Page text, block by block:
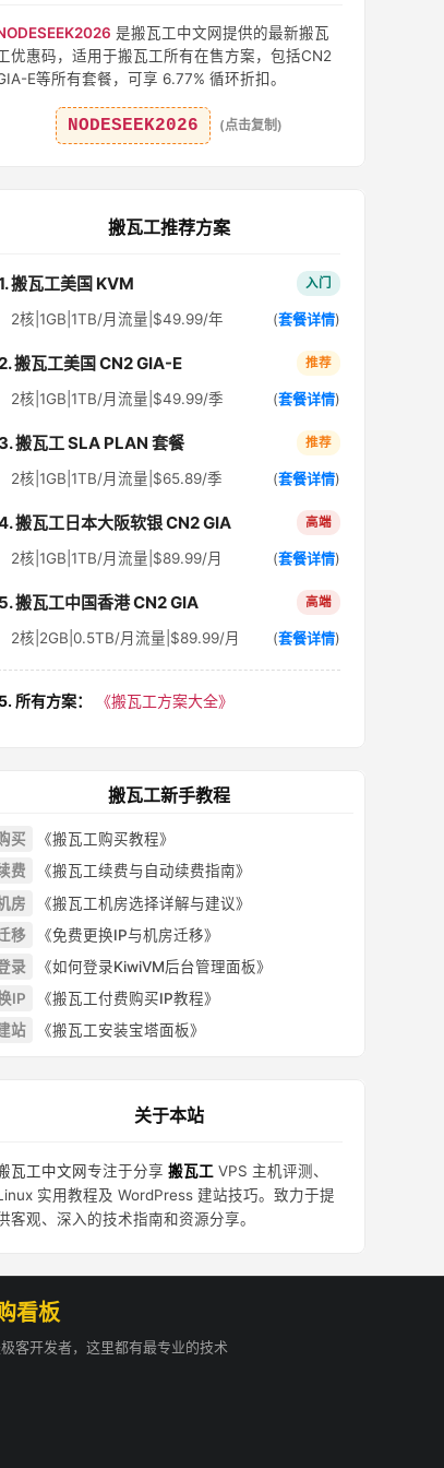
是搬瓦工中文网提供的最新搬瓦
优惠码，适用于搬瓦工所有在售方案，包括CN2
E等所有套餐，可享 6.77% 循环折扣。
NODESEEK2026 (点击复制)
搬瓦工推荐方案
搬瓦工美国 KVM 入门
2核|1GB|1TB/月流量|$49.99/年 (套餐详情)
2. 搬瓦工美国 CN2 GIA-E 推荐
2核|1GB|1TB/月流量|$49.99/季 (套餐详情)
3. 搬瓦工 SLA PLAN 套餐 推荐
2核|1GB|1TB/月流量|$65.89/季 (套餐详情)
搬瓦工日本大阪软银 CN2 GIA 高端
2核|1GB|1TB/月流量|$89.99/月 (套餐详情)
5. 搬瓦工中国香港 CN2 GIA 高端
2核|2GB|0.5TB/月流量|$89.99/月 (套餐详情)
5. 所有方案： 《搬瓦工方案大全》
搬瓦工新手教程
买
《搬瓦工购买教程》
费
《搬瓦工续费与自动续费指南》
房
《搬瓦工机房选择详解与建议》
移
《免费更换IP与机房迁移》
录
《如何登录KiwiVM后台管理面板》
IP
《搬瓦工付费购买IP教程》
站
《搬瓦工安装宝塔面板》
关于本站
瓦工中文网专注于分享 搬瓦工 VPS 主机评测、
实用教程及 WordPress 建站技巧。致力于提
客观、深入的技术指南和资源分享。
看板
客开发者，这里都有最专业的技术